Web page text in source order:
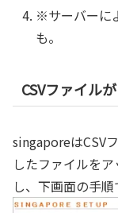
※サーバーに
も。
CSVファイル
singaporeはCSV
したファイルを
し、下画面の手順